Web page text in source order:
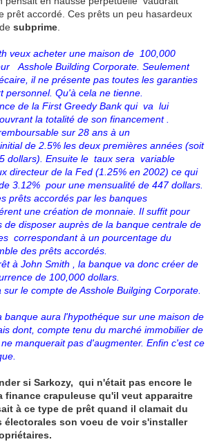
prêt accordé. Ces prêts un peu hasardeux
subprime
veux acheter une maison de 100,000
Asshole Building Corporate. Seulement
il ne présente pas toutes les garanties
personnel. Qu'à cela ne tienne.
de la First Greedy Bank qui va lui
la totalité de son financement .
sur 28 ans à un
de 2.5% les deux premières années (soit
dollars). Ensuite le taux sera variable
directeur de la Fed (1.25% en 2002) ce qui
3.12% pour une mensualité de 447 dollars.
prêts accordés par les banques
une création de monnaie. Il suffit pour
de disposer auprès de la banque centrale de
correspondant à un pourcentage du
des prêts accordés.
à John Smith , la banque va donc créer de
de 100,000 dollars.
le compte de Asshole Builging Corporate.
banque aura l'hypothéque sur une maison de
dont, compte tenu du marché immobilier de
manquerait pas d'augmenter. Enfin c'est ce
si Sarkozy, qui n'était pas encore le
finance crapuleuse qu'il veut apparaitre
à ce type de prêt quand il clamait du
électorales son voeu de voir s'installer